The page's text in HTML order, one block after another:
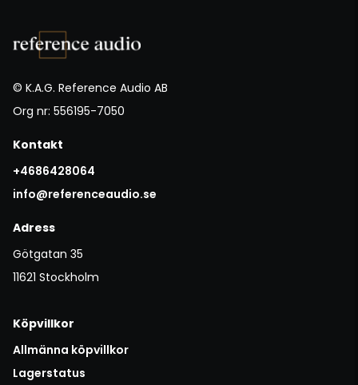
© K.A.G. Reference Audio AB
Org nr: 556195-7050
Kontakt
+4686428064
info@referenceaudio.se
Adress
Götgatan 35
11621 Stockholm
Köpvillkor
Allmänna köpvillkor
Lagerstatus